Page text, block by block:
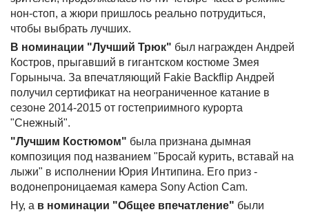
нон-стоп, а жюри пришлось реально потрудиться,
чтобы выбрать лучших.
В номинации "Лучший Трюк" был награжден Андрей
Костров, прыгавший в гигантском костюме Змея
Горыныча. За впечатляющий Fakie Backflip Андрей
получил сертификат на неограниченное катание в
сезоне 2014-2015 от гостеприимного курорта
"Снежный".
"Лучшим Костюмом" была признана дымная
композиция под названием "Бросай курить, вставай на
лыжи" в исполнении Юрия Интипина. Его приз -
водонепроницаемая камера Sony Action Cam.
Ну, а в номинации "Общее впечатление" были